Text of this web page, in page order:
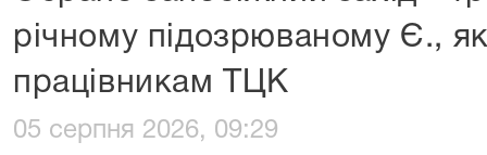
річному підозрюваному Є.,
працівникам ТЦК
05 серпня 2026, 09:29